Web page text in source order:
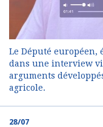
Le Député européen,
dans une interview
arguments
agricole.
28/07